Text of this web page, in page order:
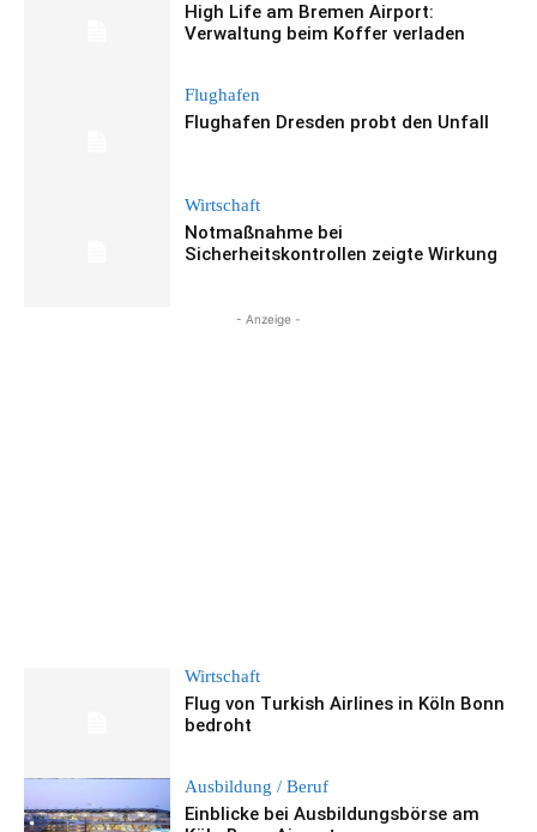
High Life am Bremen Airport:
Verwaltung beim Koffer verladen
Flughafen
Flughafen Dresden probt den Unfall
Wirtschaft
Notmaßnahme bei
Sicherheitskontrollen zeigte Wirkung
- Anzeige -
Wirtschaft
Flug von Turkish Airlines in Köln Bonn
bedroht
Ausbildung / Beruf
Einblicke bei Ausbildungsbörse am